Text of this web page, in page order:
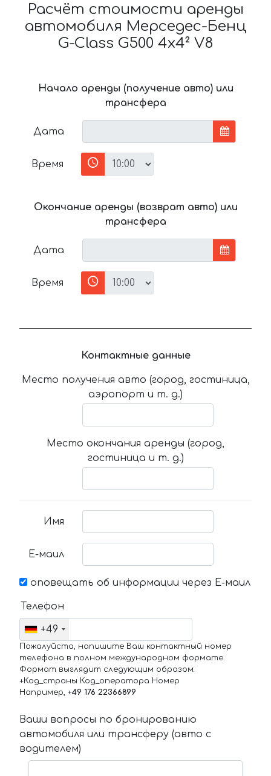
Расчёт стоимости аренды
автомобиля Мерседес-Бенц
G-Class G500 4x4² V8
Начало аренды (получение авто) или
трансфера
Дата
Время
Окончание аренды (возврат авто) или
трансфера
Дата
Время
Контактные данные
Место получения авто (город, гостиница,
аэропорт и т. д.)
Место окончания аренды (город,
гостиница и т. д.)
Имя
Е-маил
оповещать об информации через Е-маил
Телефон
+49
Пожалуйста, напишите Ваш контактный номер
телефона в полном международном формате.
Формат выглядит следующим образом:
+Код_страны Код_оператора Номер
Например, +49 176 22366899
Ваши вопросы по бронированию
автомобиля или трансферу (авто с
водителем)